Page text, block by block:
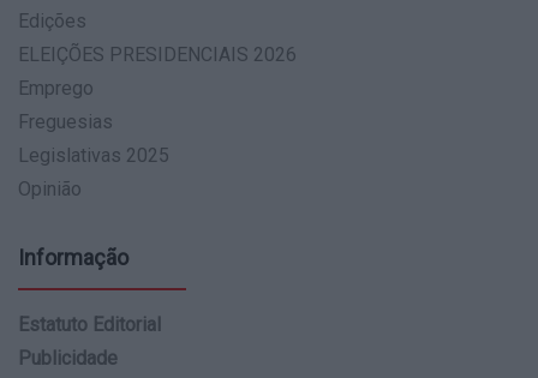
Edições
ELEIÇÕES PRESIDENCIAIS 2026
Emprego
Freguesias
Legislativas 2025
Opinião
Informação
Estatuto Editorial
Publicidade